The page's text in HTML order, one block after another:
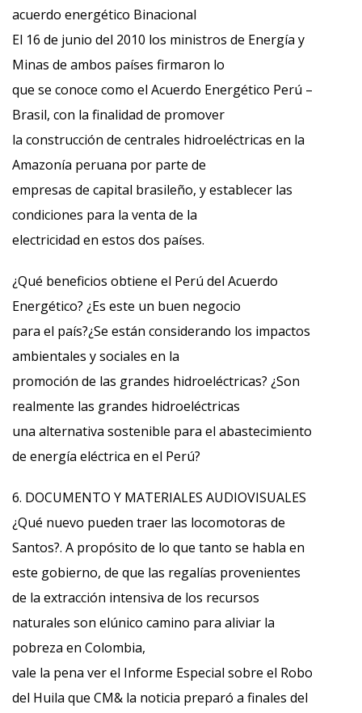
acuerdo energético Binacional
El 16 de junio del 2010 los ministros de Energía y
Minas de ambos países firmaron lo
que se conoce como el Acuerdo Energético Perú –
Brasil, con la finalidad de promover
la construcción de centrales hidroeléctricas en la
Amazonía peruana por parte de
empresas de capital brasileño, y establecer las
condiciones para la venta de la
electricidad en estos dos países.
¿Qué beneficios obtiene el Perú del Acuerdo
Energético? ¿Es este un buen negocio
para el país?¿Se están considerando los impactos
ambientales y sociales en la
promoción de las grandes hidroeléctricas? ¿Son
realmente las grandes hidroeléctricas
una alternativa sostenible para el abastecimiento
de energía eléctrica en el Perú?
6. DOCUMENTO Y MATERIALES AUDIOVISUALES
¿Qué nuevo pueden traer las locomotoras de
Santos?. A propósito de lo que tanto se habla en
este gobierno, de que las regalías provenientes
de la extracción intensiva de los recursos
naturales son elúnico camino para aliviar la
pobreza en Colombia,
vale la pena ver el Informe Especial sobre el Robo
del Huila que CM& la noticia preparó a finales del